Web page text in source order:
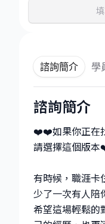
諮詢簡介 學
諮詢簡介
❤️❤️如果你正在
請選擇這個版
有時候，職涯卡
少了一次有人陪
希望這場輕鬆的